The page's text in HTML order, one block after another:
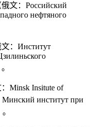
文：Российский
нефтяного
：Институт
Minsk Insitute of
Минский институт при